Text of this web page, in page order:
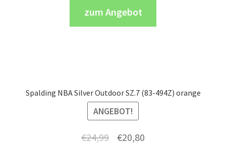
zum Angebot
Spalding NBA Silver Outdoor SZ.7 (83-494Z) orange
ANGEBOT!
€24,99
Ursprünglicher
€20,80